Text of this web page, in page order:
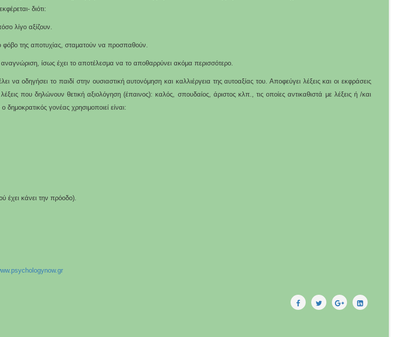
διότι:
λίγο αξίζουν.
της αποτυχίας, σταματούν να προσπαθούν.
ίσως έχει το αποτέλεσμα να το αποθαρρύνει ακόμα περισσότερο.
να οδηγήσει το παιδί στην ουσιαστική αυτονόμηση και καλλιέργεια της αυτοαξίας του. Αποφεύγει λέξεις και οι εκφράσεις
που δηλώνουν θετική αξιολόγηση (έπαινος): καλός, σπουδαίος, άριστος κλπ., τις οποίες αντικαθιστά με λέξεις ή /και
γονέας χρησιμοποιεί είναι:
έχει κάνει την πρόοδο).